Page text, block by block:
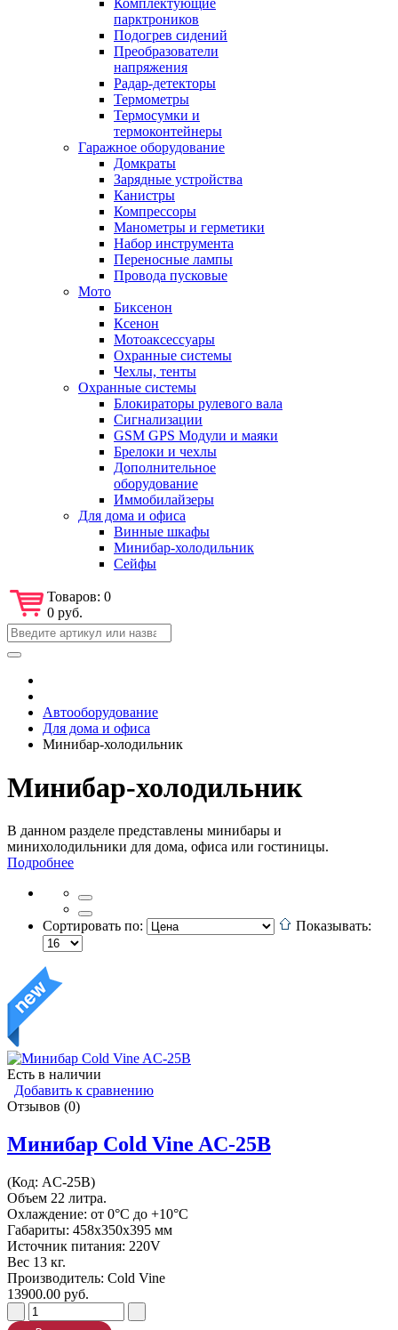
парктроников
Подогрев сидений
Преобразователи
напряжения
Радар-детекторы
Термометры
Термосумки и
термоконтейнеры
Гаражное оборудование
Домкраты
Зарядные устройства
Канистры
Компрессоры
Манометры и герметики
Набор инструмента
Переносные лампы
Провода пусковые
Мото
Биксенон
Ксенон
Мотоаксессуары
Охранные системы
Чехлы, тенты
Охранные системы
Блокираторы рулевого вала
Сигнализации
GSM GPS Модули и маяки
Брелоки и чехлы
Дополнительное
оборудование
Иммобилайзеры
Для дома и офиса
Винные шкафы
Минибар-холодильник
Сейфы
Товаров: 0
0 руб.
Автооборудование
Для дома и офиса
Минибар-холодильник
Минибар-холодильник
В данном разделе представлены минибары и
минихолодильники для дома, офиса или гостиницы.
Подробнее
Сортировать по: Показывать:
Есть в наличии
Добавить к сравнению
Отзывов (0)
Минибар Cold Vine AC-25B
(Код: AC-25B)
Объем 22 литра.
Охлаждение: от 0°C до +10°C
Габариты: 458х350х395 мм
Источник питания: 220V
Вес 13 кг.
Производитель: Cold Vine
13900.00 руб.